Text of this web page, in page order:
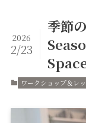
季節
2026
2/23
ワークショップ＆